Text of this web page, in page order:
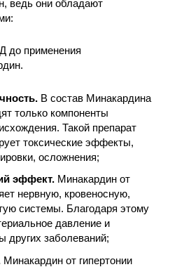
ведь они обладают
В состав Минакардина
только компоненты
Такой препарат
токсические эффекты,
осложнения;
эффект. Минакардин от
нервную, кровеносную,
системы. Благодаря этому
давление и
других заболеваний;
Минакардин от гипертонии